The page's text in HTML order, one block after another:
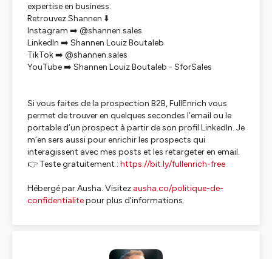
expertise en business.
Retrouvez Shannen ⬇️
Instagram ➡️ @shannen.sales
LinkedIn ➡️ Shannen Louiz Boutaleb
TikTok ➡️ @shannen.sales
YouTube ➡️ Shannen Louiz Boutaleb - SforSales
Si vous faites de la prospection B2B, FullEnrich vous
permet de trouver en quelques secondes l’email ou le
portable d’un prospect à partir de son profil LinkedIn. Je
m’en sers aussi pour enrichir les prospects qui
interagissent avec mes posts et les retargeter en email.
👉 Teste gratuitement : https://bit.ly/fullenrich-free
Hébergé par Ausha. Visitez ausha.co/politique-de-
confidentialitepour plus d'informations.